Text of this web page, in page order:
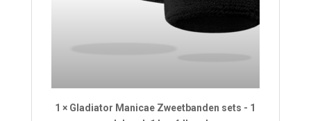
1 × Gladiator Manicae Zweetbanden sets - 1